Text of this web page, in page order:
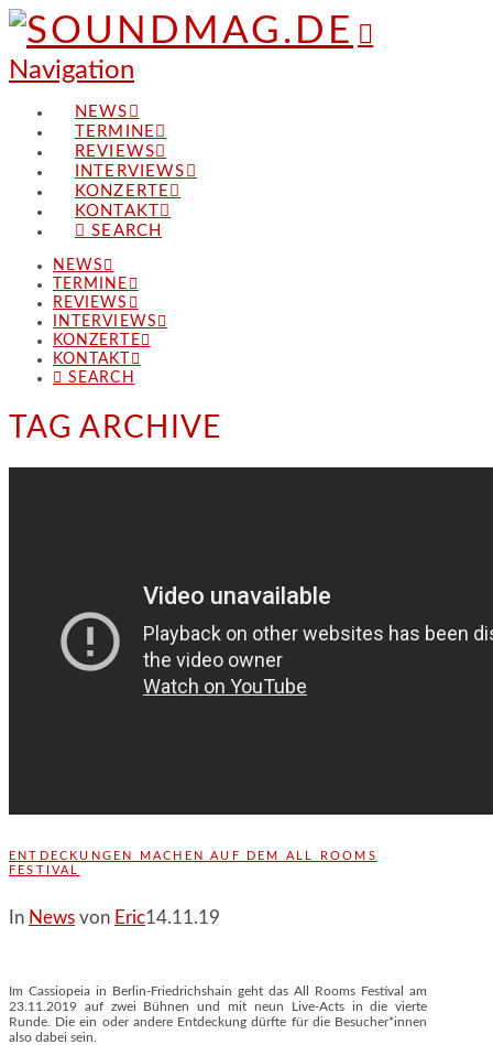
Navigation
NEWS
TERMINE
REVIEWS
INTERVIEWS
KONZERTE
KONTAKT
SEARCH
NEWS
TERMINE
REVIEWS
INTERVIEWS
KONZERTE
KONTAKT
SEARCH
TAG ARCHIVE
ENTDECKUNGEN MACHEN AUF DEM ALL ROOMS
FESTIVAL
In News von Eric14.11.19
Im Cassiopeia in Berlin-Friedrichshain geht das All Rooms Festival am
23.11.2019 auf zwei Bühnen und mit neun Live-Acts in die vierte
Runde. Die ein oder andere Entdeckung dürfte für die Besucher*innen
also dabei sein.